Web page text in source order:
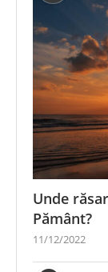
Unde
Pământ?
11/12/2022